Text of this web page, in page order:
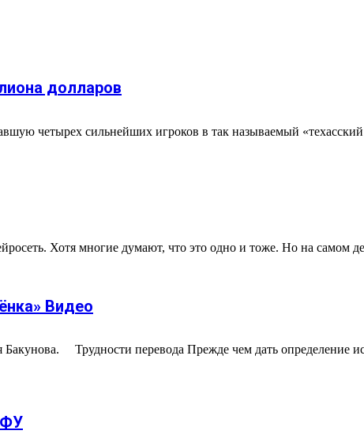
долларов
четырех сильнейших игроков в так называемый
Хотя многие думают, что это одно и тоже. Но на самом
Видео
Трудности перевода Прежде чем дать определение